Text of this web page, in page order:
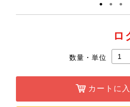
● ● ●
ロ
数量・単位
カートに